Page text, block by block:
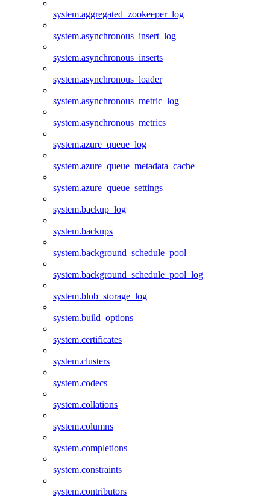
system.aggregated_zookeeper_log
system.asynchronous_insert_log
system.asynchronous_inserts
system.asynchronous_loader
system.asynchronous_metric_log
system.asynchronous_metrics
system.azure_queue_log
system.azure_queue_metadata_cache
system.azure_queue_settings
system.backup_log
system.backups
system.background_schedule_pool
system.background_schedule_pool_log
system.blob_storage_log
system.build_options
system.certificates
system.clusters
system.codecs
system.collations
system.columns
system.completions
system.constraints
system.contributors